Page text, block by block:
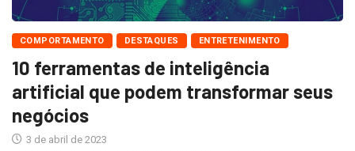
COMPORTAMENTO DESTAQUES ENTRETENIMENTO
10 ferramentas de inteligência
artificial que podem transformar seus
negócios
3 de abril de 2023